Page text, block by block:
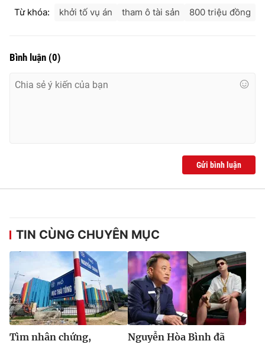
Giấy phép hoạt động báo in và báo điện tử số 483/GP-BTTTT
Phó Tổng Biên tập:
Tổng đài VTV:
024.38 355 931 - 024.38 355 932
® Cấm sao chép dưới mọi hình thức nếu không có sự chấp
thuận bằng văn bản. Ghi rõ nguồn VTV.vn khi phát hành lại
thông tin từ website này.
Từ khóa: khởi tố vụ án tham ô tài sản 800 triệu đồng
Bình luận (0)
Gửi bình luận
TIN CÙNG CHUYÊN MỤC
Tìm nhân chứng,
Nguyễn Hòa Bình đã